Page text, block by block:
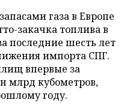
газа в Европе
закачка топлива в
последние шесть лет
импорта СПГ.
впервые за
млрд кубометров,
году.